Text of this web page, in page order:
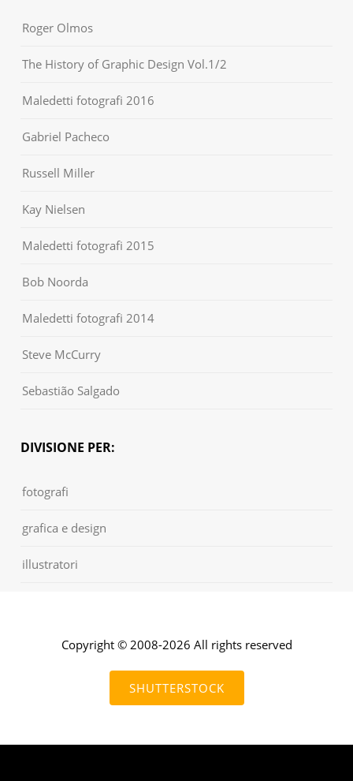
Roger Olmos
The History of Graphic Design Vol.1/2
Maledetti fotografi 2016
Gabriel Pacheco
Russell Miller
Kay Nielsen
Maledetti fotografi 2015
Bob Noorda
Maledetti fotografi 2014
Steve McCurry
Sebastião Salgado
DIVISIONE PER:
fotografi
grafica e design
illustratori
Copyright © 2008-2026 All rights reserved
SHUTTERSTOCK